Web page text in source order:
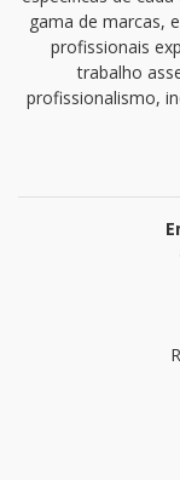
gama de marcas,
profissionais
trabalho
profissionalismo,